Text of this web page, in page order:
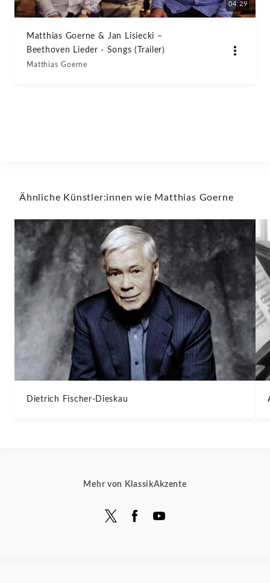
04:29
Matthias Goerne & Jan Lisiecki –
Beethoven Lieder · Songs (Trailer)
Matthias Goerne
Ähnliche Künstler:innen wie Matthias Goerne
Dietrich Fischer-Dieskau
Mehr von KlassikAkzente